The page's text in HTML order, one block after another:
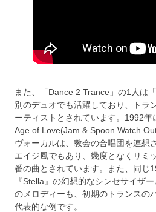
また、「Dance 2 Trance」の1人は
別のデュオでも活躍しており、トラ
ーティストとされています。1992年
Age of Love(Jam & Spoon Watch
ヴォーカルは、教会の合唱団を連想
エイジ風でもあり、幾度となくリミ
番の曲とされています。また、同じ
『Stella』の幻想的なシンセサイザ
のメロディーも、初期のトランスの
代表的な例です。